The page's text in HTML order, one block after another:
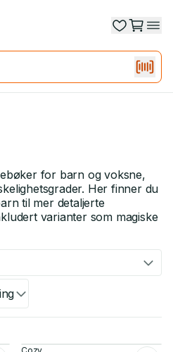
for barn og voksne,
Her finner du
til mer detaljerte
varianter som magiske